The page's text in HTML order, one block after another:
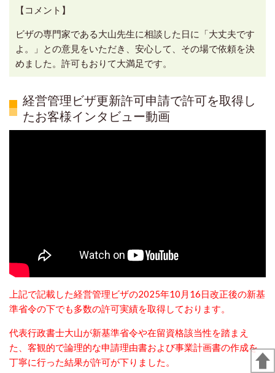
【コメント】
ビザの専門家である大山先生に相談した日に「大丈夫です
よ。」との意見をいただき、安心して、その場で依頼を決
めました。許可もおりて大満足です。
経営管理ビザ更新許可申請で許可を取得し
たお客様インタビュー動画
上記で記載した経営管理ビザの2025年10月16日改正後の新基
準省令の下でも多数の許可実績を取得しております。
代表行政書士大山が新基準省令や在留資格該当性を踏まえ
た、客観的で論理的な申請理由書および事業計画書の作成を
丁寧に行った結果が許可が下りました。